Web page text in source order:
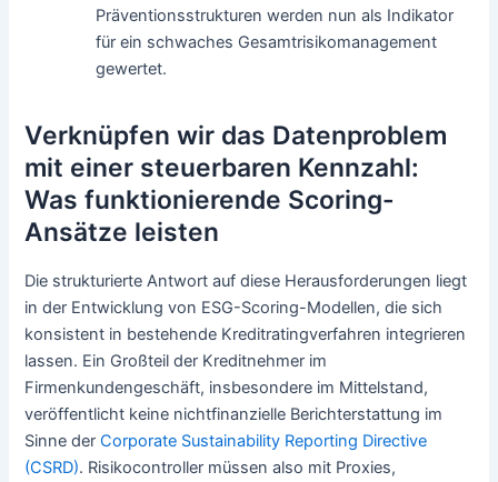
Präventionsstrukturen werden nun als Indikator
für ein schwaches Gesamtrisikomanagement
gewertet.
Verknüpfen wir das Datenproblem
mit einer steuerbaren Kennzahl:
Was funktionierende Scoring-
Ansätze leisten
Die strukturierte Antwort auf diese Herausforderungen liegt
in der Entwicklung von ESG-Scoring-Modellen, die sich
konsistent in bestehende Kreditratingverfahren integrieren
lassen. Ein Großteil der Kreditnehmer im
Firmenkundengeschäft, insbesondere im Mittelstand,
veröffentlicht keine nichtfinanzielle Berichterstattung im
Sinne derCorporate Sustainability Reporting Directive
(CSRD). Risikocontroller müssen also mit Proxies,